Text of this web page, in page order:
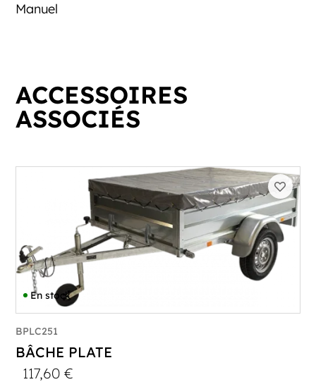
Manuel
ACCESSOIRES
ASSOCIÉS
En stock
BPLC251
BÂCHE PLATE
117,60€